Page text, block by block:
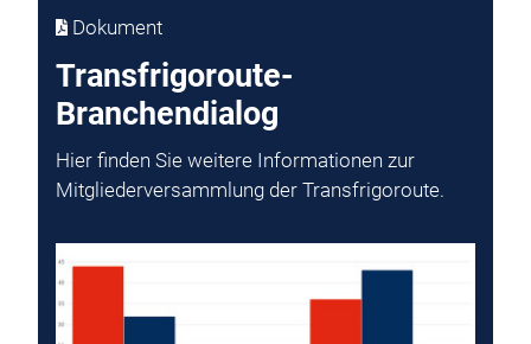
Dokument
Transfrigoroute-
Branchendialog
Hier finden Sie weitere Informationen zur
Mitgliederversammlung der Transfrigoroute.